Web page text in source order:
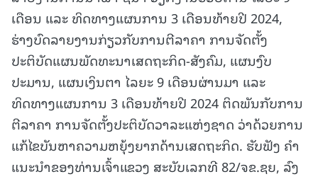
ເດືອນ ແລະ ທິດທາງແຜນການ 3 ເດືອນທ້າຍປີ 2024,
ຮ່າງບົດລາຍງານກ່ຽວກັບການຕີລາຄາ ການຈັດຕັ້ງ
ປະຕິບັດແຜນພັດທະນາເສດຖະກິດ-ສັງຄົມ, ແຜນງົບ
ປະມານ, ແຜນເງິນຕາ ໄລຍະ 9 ເດືອນຜ່ານມາ ແລະ
ທິດທາງແຜນການ 3 ເດືອນທ້າຍປີ 2024 ຕິດພັນກັບການ
ຕີລາຄາ ການຈັດຕັ້ງປະຕິບັດວາລະແຫ່ງຊາດ ວ່າດ້ວຍການ
ແກ້ໄຂບັນຫາຄວາມຫຍຸ້ງຍາກດ້ານເສດຖະກິດ. ຮັບຟັງ ຄຳ
ແນະນຳຂອງທ່ານເຈົ້າແຂວງ ສະບັບເລກທີ 82/ຈຂ.ຊຍ, ລົງ